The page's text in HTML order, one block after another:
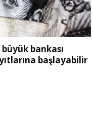
büyük bankası
başlayabilir